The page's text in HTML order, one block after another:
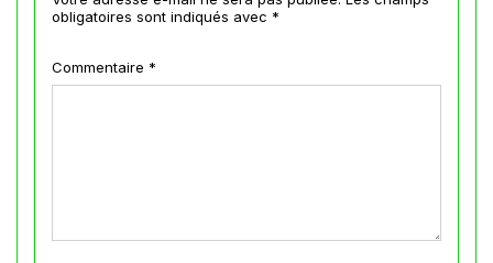
obligatoires sont indiqués avec *
Commentaire *